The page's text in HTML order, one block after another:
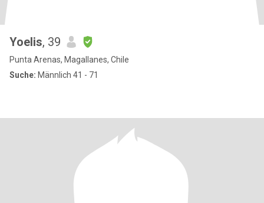
Yoelis, 39
Punta Arenas, Magallanes, Chile
Suche: Männlich 41 - 71